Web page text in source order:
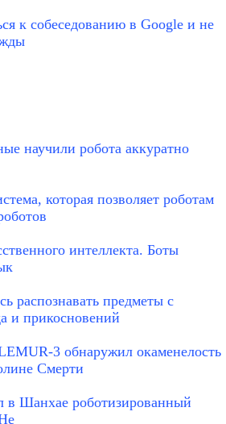
к собеседованию в Google и не
научили робота аккуратно
которая позволяет роботам
интеллекта. Боты
распознавать предметы с
и прикосновений
3 обнаружил окаменелость
Смерти
в Шанхае роботизированный